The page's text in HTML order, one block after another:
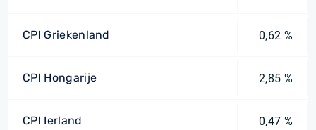
CPI Griekenland 0,62 %
CPI Hongarije 2,85 %
CPI Ierland 0,47 %